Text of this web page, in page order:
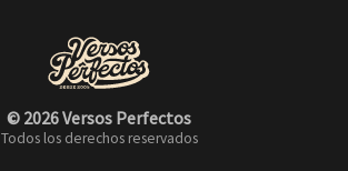
© 2026 Versos Perfectos
Todos los derechos reservados